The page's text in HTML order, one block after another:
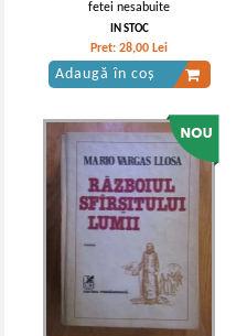
fetei nesabuite
IN STOC
Pret:28,00 Lei
Adaugă în coș